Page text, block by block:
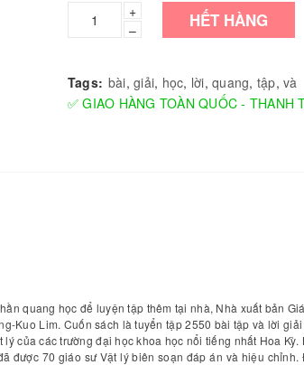
+
–
HẾT HÀNG
Tags: bài, giải, học, lời, quang, tập, và
✅ GIAO HÀNG TOÀN QUỐC - THANH
quang học để luyện tập thêm tại nhà, Nhà xuất bản
Kuo Lim. Cuốn sách là tuyển tập 2550 bài tập và lời
của các trường đại học khoa học nổi tiếng nhất Hoa Kỳ.
được 70 giáo sư Vật lý biên soạn đáp án và hiệu chỉnh.